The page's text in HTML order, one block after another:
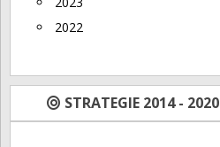
2022
STRATEGIE 2014 - 2020